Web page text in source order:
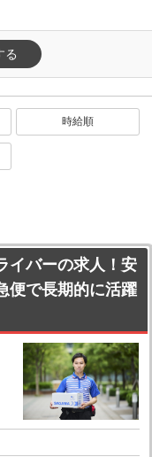
る
時給順
バーの求人！安
便で長期的に活躍